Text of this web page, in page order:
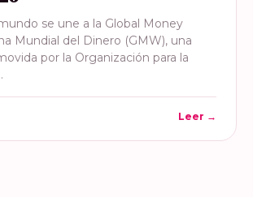
se une a la Global Money
Mundial del Dinero (GMW), una
por la Organización para la
Leer →